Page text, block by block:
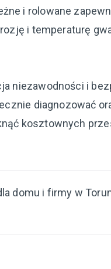
i rolowane
i temperaturę
niezawodności i
diagnozować
kosztownych
domu i firmy w